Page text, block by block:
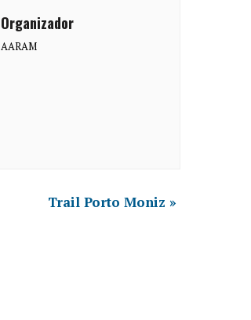
Organizador
AARAM
Trail Porto Moniz »